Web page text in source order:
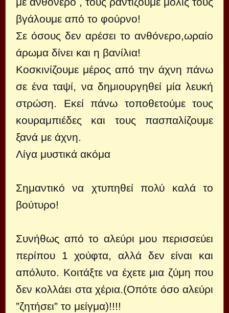
βγάλουμε από το φούρνο!
Σε όσους δεν αρέσει το ανθόνερο,ωραίο
άρωμα δίνει και η βανίλια!
Κοσκινίζουμε μέρος από την άχνη πάνω
σε ένα ταψί, να δημιουργηθεί μία λευκή
στρώση. Εκεί πάνω τοποθετούμε τους
κουραμπιέδες και τους πασπαλίζουμε
ξανά με άχνη.
Λίγα μυστικά ακόμα
Σημαντικό να χτυπηθεί πολύ καλά το
βούτυρο!
Συνήθως από το αλεύρι μου περισσεύει
περίπου 1 χούφτα, αλλά δεν είναι και
απόλυτο. Κοιτάξτε να έχετε μια ζύμη που
δεν κολλάει στα χέρια.(Οπότε όσο αλεύρι
”ζητήσει” το μείγμα)!!!!